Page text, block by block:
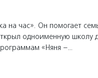
на час». Он помогает
одноименную школу
«Няня –…